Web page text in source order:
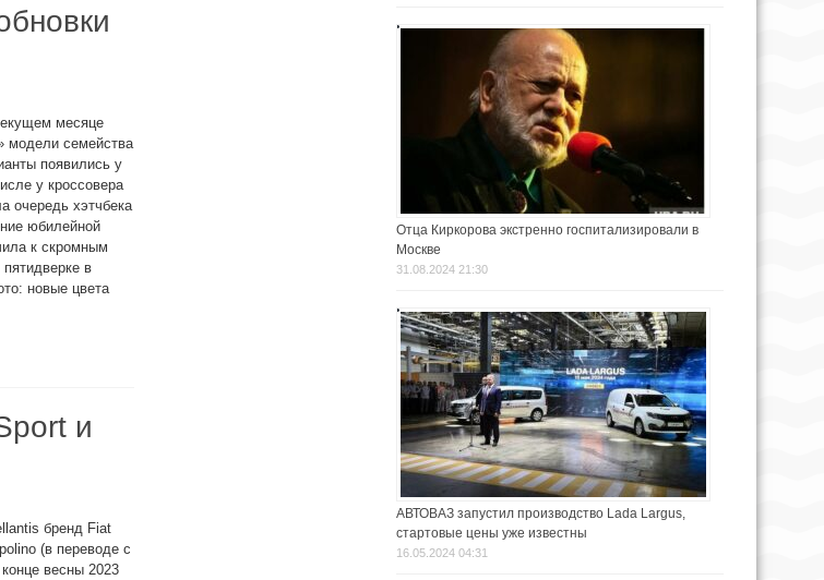
месяце
модели семейства
появились у
у кроссовера
очередь хэтчбека
юбилейной
к скромным
в
новые цвета
и
бренд Fiat
(в переводе с
весны 2023
Отца Киркорова экстренно госпитализировали в
Москве
31.08.2024 21:30
АВТОВАЗ запустил производство Lada Largus,
стартовые цены уже известны
16.05.2024 04:31